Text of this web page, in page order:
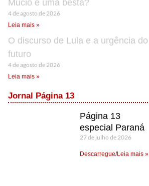
Múcio é uma besta?
4 de agosto de 2026
Leia mais »
O discurso de Lula e a urgência do
futuro
4 de agosto de 2026
Leia mais »
Jornal Página 13
Página 13
especial Paraná
27 de julho de 2026
Descarregue/Leia mais »